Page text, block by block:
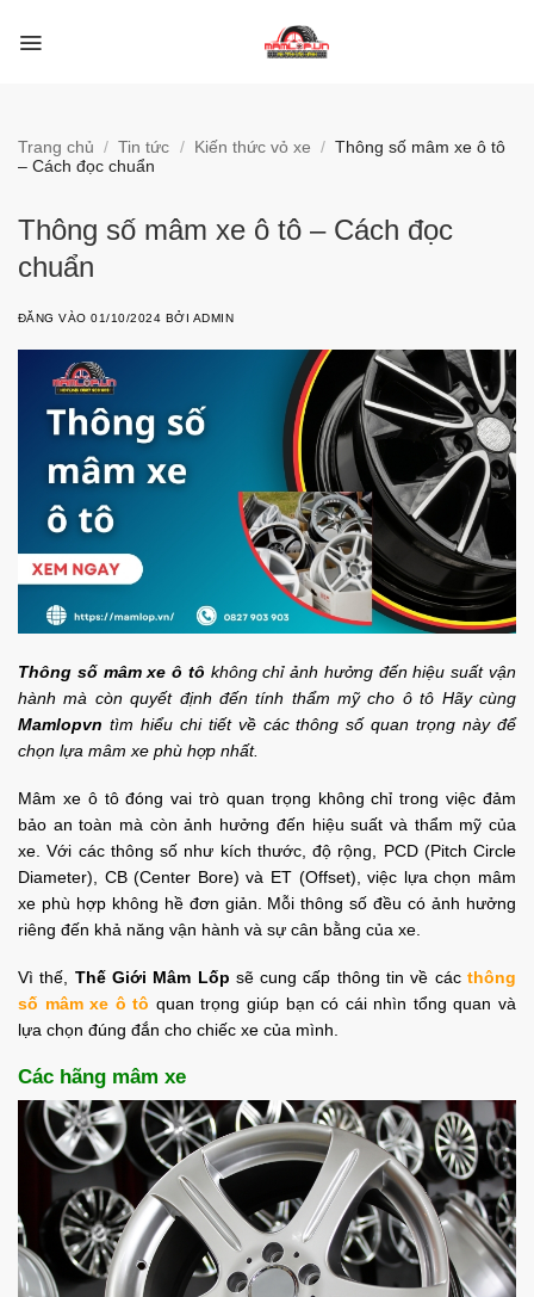
qua
Trang chủ / Tin tức / Kiến thức vỏ xe / Thông số mâm xe ô tô
– Cách đọc chuẩn
Thông số mâm xe ô tô – Cách đọc
chuẩn
ĐĂNG VÀO01/10/2024 BỞI ADMIN
Thông số mâm xe ô tô không chỉ ảnh hưởng đến hiệu suất vận
hành mà còn quyết định đến tính thẩm mỹ cho ô tô Hãy cùng
Mamlopvn tìm hiểu chi tiết về các thông số quan trọng này để
chọn lựa mâm xe phù hợp nhất.
Mâm xe ô tô đóng vai trò quan trọng không chỉ trong việc đảm
bảo an toàn mà còn ảnh hưởng đến hiệu suất và thẩm mỹ của
xe. Với các thông số như kích thước, độ rộng, PCD (Pitch Circle
Diameter), CB (Center Bore) và ET (Offset), việc lựa chọn mâm
xe phù hợp không hề đơn giản. Mỗi thông số đều có ảnh hưởng
riêng đến khả năng vận hành và sự cân bằng của xe.
Vì thế, Thế Giới Mâm Lốp sẽ cung cấp thông tin về cácthông
số mâm xe ô tô quan trọng giúp bạn có cái nhìn tổng quan và
lựa chọn đúng đắn cho chiếc xe của mình.
Các hãng mâm xe